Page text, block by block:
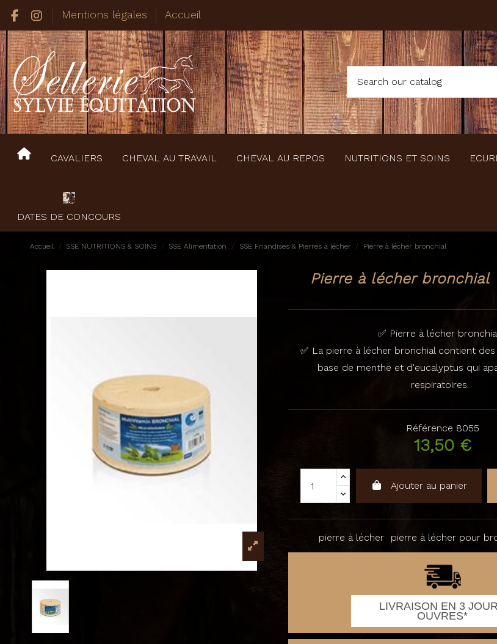
Mentions légales Accueil
CAVALIERS CHEVAL AU TRAVAIL CHEVAL AU REPOS NUTRITIONS ET SOINS
DATES DE CONCOURS
Accueil SSE NUTRITIONS & SOINS SSE Alimentation SSE Friandises & Pierres à lécher Pierre à lécher bronchial
Pierre à lécher bronchial
✅ Pierre à lécher
✅ La pierre à lécher bronchial contient
base de menthe et d'eucalyptus qui
respiratoires.
Référence 8055
13,50 €
Ajouter au panier
pierre à lécher pierre à lécher pour
LIVRAISON EN 3
OUVRES*